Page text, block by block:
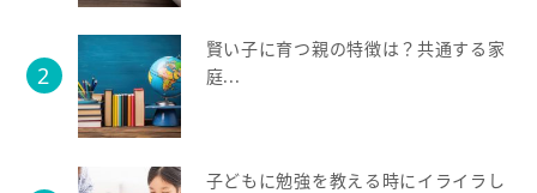
賢い子に育つ親の特徴は？共通する家
庭...
子どもに勉強を教える時にイライラし